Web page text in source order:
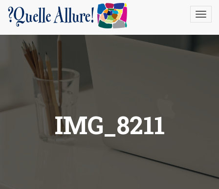
gtag('config', 'UA-22388996-1');
IMG_8211